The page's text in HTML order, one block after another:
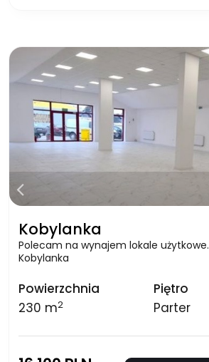
Kobylanka
Polecam na wynajem lokale użytkowe.
Kobylanka
Powierzchnia
230 m2
Piętro
Parter